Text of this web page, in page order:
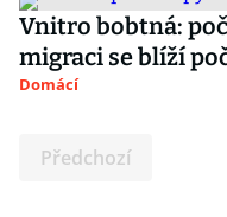
Vnitro bobtná:
migraci se blíží
Domácí
Předchozí